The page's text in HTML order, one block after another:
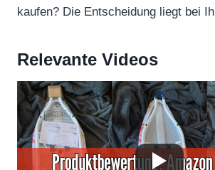
kaufen? Die Entscheidung liegt bei
Relevante Videos